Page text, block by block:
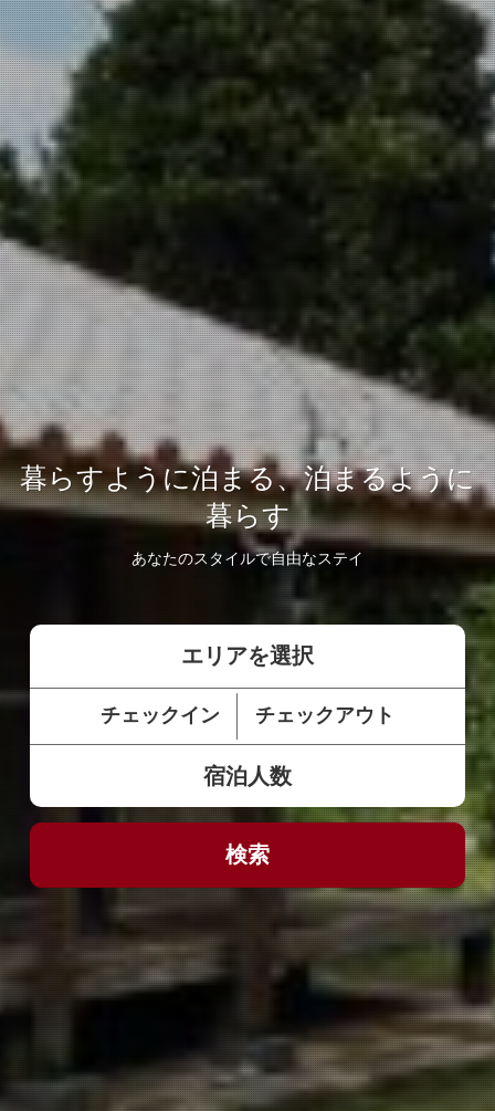
暮らすように泊まる、泊まるように
暮らす
あなたのスタイルで自由なステイ
エリアを選択
チェックイン チェックアウト
宿泊人数
検索